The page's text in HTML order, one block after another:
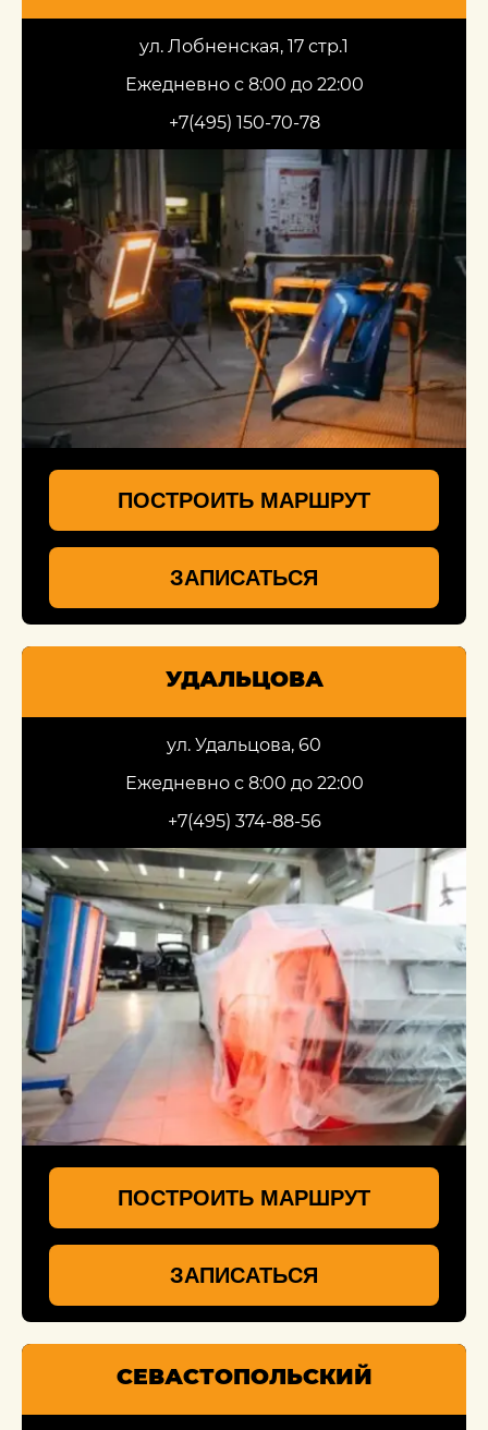
ул. Лобненская, 17 стр.1
Ежедневно с 8:00 до 22:00
+7(495) 150-70-78
ПОСТРОИТЬ МАРШРУТ
ЗАПИСАТЬСЯ
УДАЛЬЦОВА
ул. Удальцова, 60
Ежедневно с 8:00 до 22:00
+7(495) 374-88-56
ПОСТРОИТЬ МАРШРУТ
ЗАПИСАТЬСЯ
СЕВАСТОПОЛЬСКИЙ